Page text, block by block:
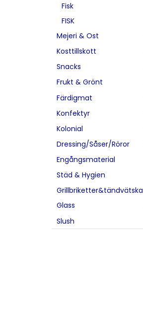
Fisk
FISK
Mejeri & Ost
Kosttillskott
Snacks
Frukt & Grönt
Färdigmat
Konfektyr
Kolonial
Dressing/Såser/Röror
Engångsmaterial
Städ & Hygien
Grillbriketter&tändvätska
Glass
Slush